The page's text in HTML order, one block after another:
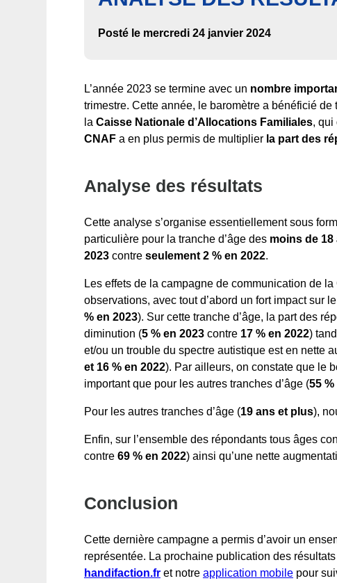
Posté le mercredi 24 janvier 2024
L’année 2023 se termine avec un nombre
trimestre. Cette année, le baromètre a bénéficié
la Caisse Nationale d’Allocations Familiales, qui
CNAFa en plus permis de multiplier la part des
Analyse des résultats
Cette analyse s’organise essentiellement sous
particulière pour la tranche d’âge des moins de 18
2023contre seulement 2 % en 2022.
Les effets de la campagne de communication de
observations, avec tout d’abord un fort impact sur
% en 2023). Sur cette tranche d’âge, la part des
diminution (5 % en 2023contre 17 % en 2022)
et/ou un trouble du spectre autistique est en nette
et 16 % en 2022). Par ailleurs, on constate que le
important que pour les autres tranches d’âge (55 %
Pour les autres tranches d’âge (19 ans et plus),
Enfin, sur l’ensemble des répondants tous âges
contre 69 %en 2022) ainsi qu’une nette
Conclusion
Cette dernière campagne a permis d’avoir un
représentée. La prochaine publication des
handifaction.fret notre application mobilepour